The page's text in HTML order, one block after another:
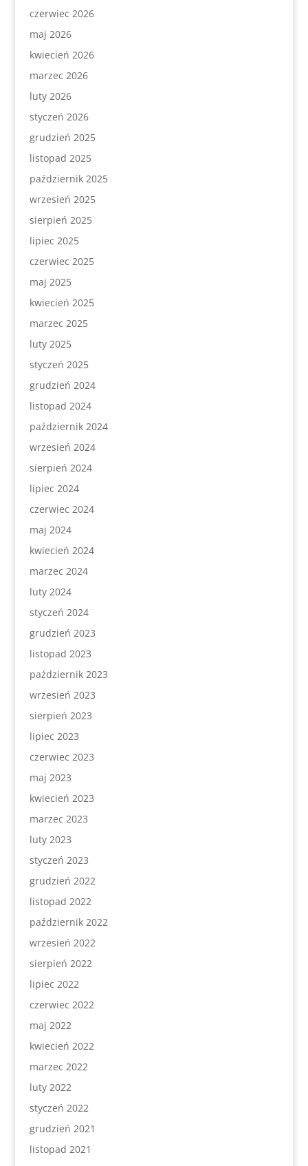
czerwiec 2026
maj 2026
kwiecień 2026
marzec 2026
luty 2026
styczeń 2026
grudzień 2025
listopad 2025
październik 2025
wrzesień 2025
sierpień 2025
lipiec 2025
czerwiec 2025
maj 2025
kwiecień 2025
marzec 2025
luty 2025
styczeń 2025
grudzień 2024
listopad 2024
październik 2024
wrzesień 2024
sierpień 2024
lipiec 2024
czerwiec 2024
maj 2024
kwiecień 2024
marzec 2024
luty 2024
styczeń 2024
grudzień 2023
listopad 2023
październik 2023
wrzesień 2023
sierpień 2023
lipiec 2023
czerwiec 2023
maj 2023
kwiecień 2023
marzec 2023
luty 2023
styczeń 2023
grudzień 2022
listopad 2022
październik 2022
wrzesień 2022
sierpień 2022
lipiec 2022
czerwiec 2022
maj 2022
kwiecień 2022
marzec 2022
luty 2022
styczeń 2022
grudzień 2021
listopad 2021